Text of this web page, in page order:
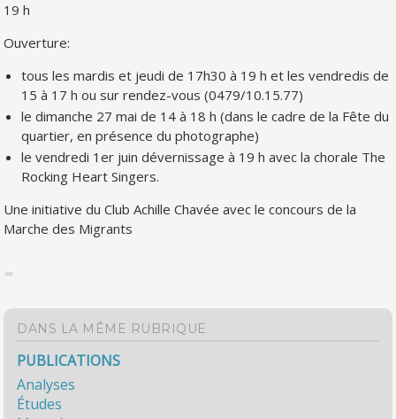
19 h
Ouverture:
tous les mardis et jeudi de 17h30 à 19 h et les vendredis de
15 à 17 h ou sur rendez-vous (0479/10.15.77)
le dimanche 27 mai de 14 à 18 h (dans le cadre de la Fête du
quartier, en présence du photographe)
le vendredi 1er juin dévernissage à 19 h avec la chorale The
Rocking Heart Singers.
Une initiative du Club Achille Chavée avec le concours de la
Marche des Migrants
DANS LA MÊME RUBRIQUE
PUBLICATIONS
Analyses
Études